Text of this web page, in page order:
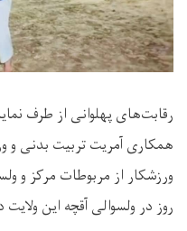
رقابت‌های پهلوانی از طرف
ورزشکار از مربوطات مرکز و
روز در ولسوالی آقچه این ولایت